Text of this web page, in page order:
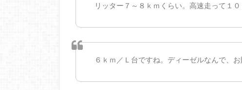
リッター７～８ｋｍくらい。高速走って１
６ｋｍ／Ｌ台ですね。ディーゼルなんで、